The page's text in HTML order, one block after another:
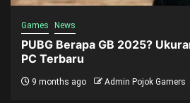
Games News
PUBG Berapa GB 2025?
PC Terbaru
9 months ago Admin Pojok Gamers